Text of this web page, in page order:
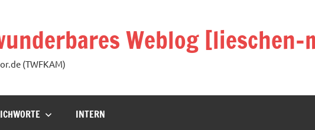
Weblog [lieschen-
(TWFKAM)
INTERN